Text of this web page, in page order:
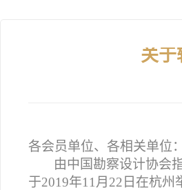
关于
各会员单位、各相关单位：
由中国勘察设计协会
于2019年11 月 22 日在杭州